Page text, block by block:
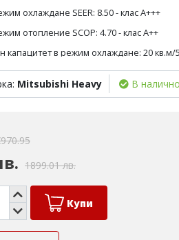
охлаждане SEER: 8.50 - клас А+++
отопление SCOP: 4.70 - клас А++
в режим охлаждане: 20 кв.м/
в режим отопление: 17 кв.м/
Mitsubishi Heavy В
1899.01 лв.
Купи